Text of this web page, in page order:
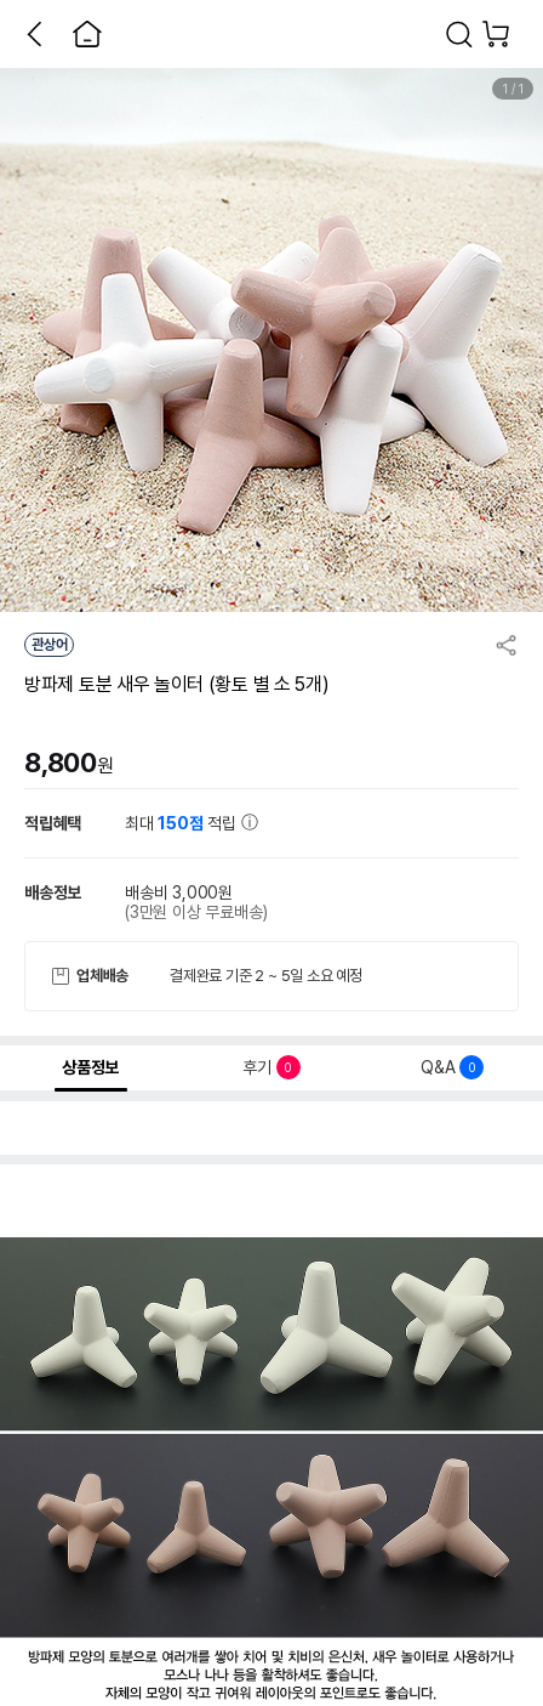
1 / 1
관상어
방파제 토분 새우 놀이터 (황토 별 소 5개)
8,800원
적립혜택 최대150점 적립
배송정보
배송비 3,000원
(3만원 이상 무료배송)
업체배송 결제완료 기준 2 ~ 5일 소요 예정
상품정보 후기 0 Q&A 0